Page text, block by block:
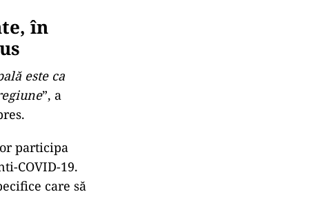
în
este ca
”, a
participa
COVID-19.
care să